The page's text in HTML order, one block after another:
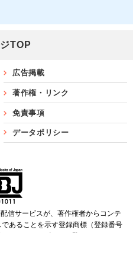
TOP
広告掲載
著作権・リンク
免責事項
データポリシー
信サービスが、著作権者からコンテ
あることを示す登録商標（登録番号